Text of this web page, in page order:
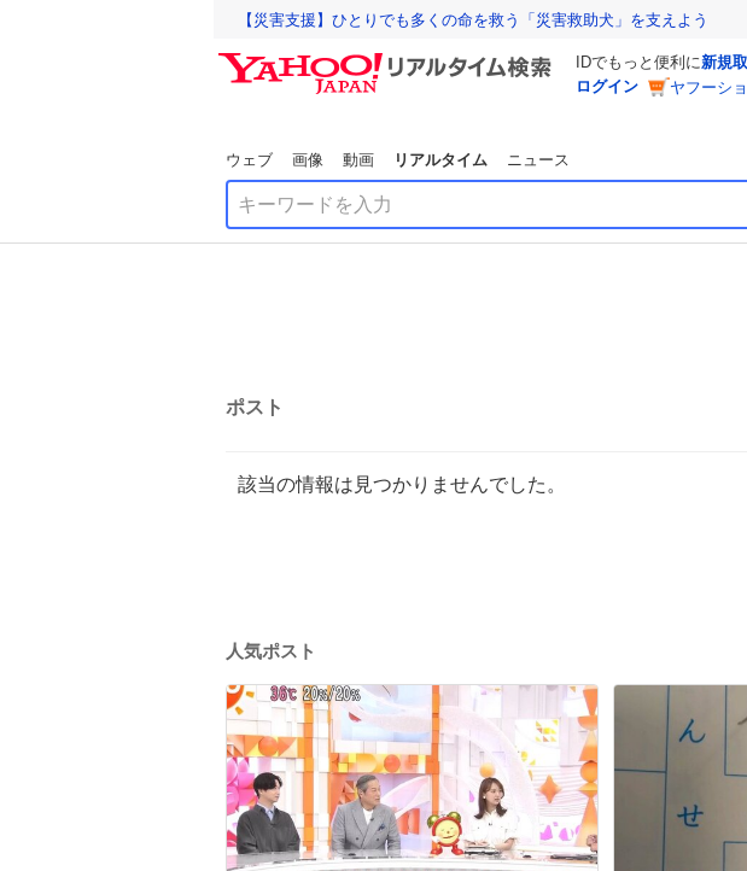
【災害支援】ひとりでも多くの命を救う「災害救助犬」を支えよう
IDでもっと便利に新規
ログイン
ヤフーシ
ウェブ 画像 動画 リアルタイム ニュース
ポスト
該当の情報は見つかりませんでした。
人気ポスト